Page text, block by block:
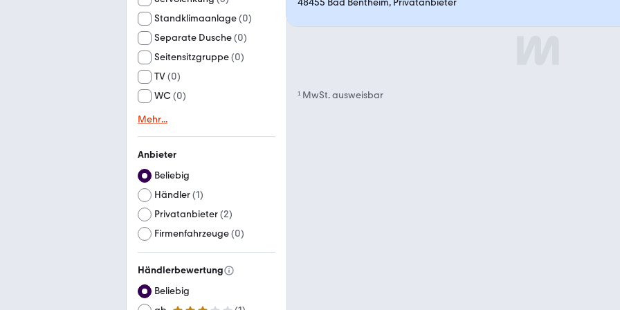
Standklimaanlage(0)
Separate Dusche(0)
Seitensitzgruppe(0)
TV(0)
WC (0)
Mehr...
Anbieter
Beliebig
Händler(1)
Privatanbieter(2)
Firmenfahrzeuge(0)
Händlerbewertung
Beliebig
¹MwSt. ausweisbar